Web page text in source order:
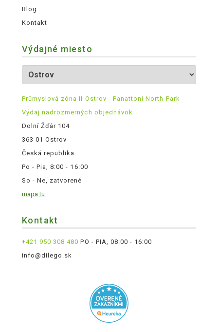
Blog
Kontakt
Výdajné miesto
Průmyslová zóna II Ostrov - Panattoni North Park -
Výdaj nadrozmerných objednávok
Dolní Žďár 104
363 01 Ostrov
Česká republika
Po - Pia, 8:00 - 16:00
So - Ne, zatvorené
mapa tu
Kontakt
+421 950 308 480 PO - PIA, 08:00 - 16:00
info@dilego.sk